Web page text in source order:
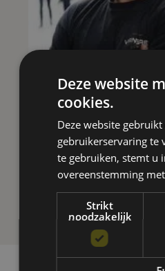
Deze website
cookies.
Deze website
gebruikerservaring te
te gebruiken, stemt u
overeenstemming
Strikt
noodzakelijk